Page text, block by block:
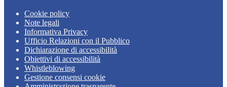
Cookie policy
Note legali
Informativa Privacy
Ufficio Relazioni con il Pubblico
Dichiarazione di accessibilità
Obiettivi di accessibilità
Whistleblowing
Gestione consensi cookie